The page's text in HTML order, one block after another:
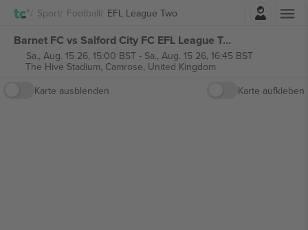
Sport Football EFL League TwoEinloggen
Barnet FC vs Salford City FC EFL League Two tickets
Sa., Aug. 15 26, 15:00 BST- Sa., Aug. 15 26, 16:45 BST
The Hive Stadium, Camrose, United Kingdom
Karte ausblenden
Karte aufkleben